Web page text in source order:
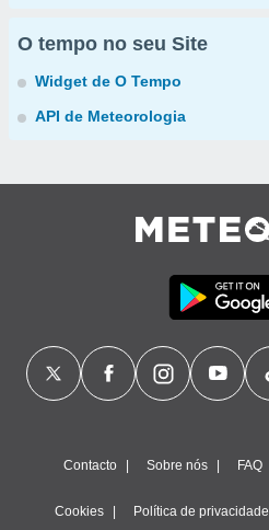
O tempo no seu Site
Widget de O Tempo
API de Meteorologia
Contacto Sobre nós FAQ
Cookies Política de privacidade